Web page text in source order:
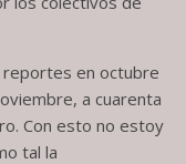
reportes en octubre
a cuarenta
Con esto no estoy
tal la